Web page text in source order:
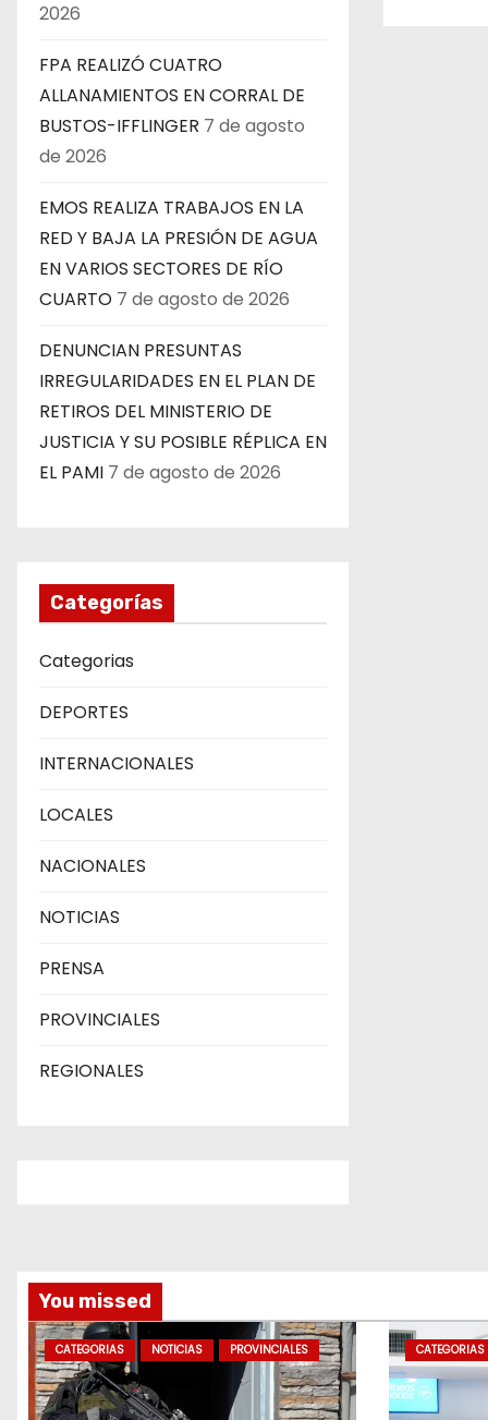
2026
FPA REALIZÓ CUATRO
ALLANAMIENTOS EN CORRAL DE
BUSTOS-IFFLINGER 7 de agosto
de 2026
EMOS REALIZA TRABAJOS EN LA
RED Y BAJA LA PRESIÓN DE AGUA
EN VARIOS SECTORES DE RÍO
CUARTO 7 de agosto de 2026
DENUNCIAN PRESUNTAS
IRREGULARIDADES EN EL PLAN DE
RETIROS DEL MINISTERIO DE
JUSTICIA Y SU POSIBLE RÉPLICA EN
EL PAMI 7 de agosto de 2026
Categorías
Categorias
DEPORTES
INTERNACIONALES
LOCALES
NACIONALES
NOTICIAS
PRENSA
PROVINCIALES
REGIONALES
You missed
CATEGORIAS NOTICIAS PROVINCIALES CATEGORIAS